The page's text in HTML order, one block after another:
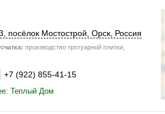
посёлок Мостострой Орск, Россия
производство тротуарной плитки,
+7 (922) 855-41-15
Теплый Дом